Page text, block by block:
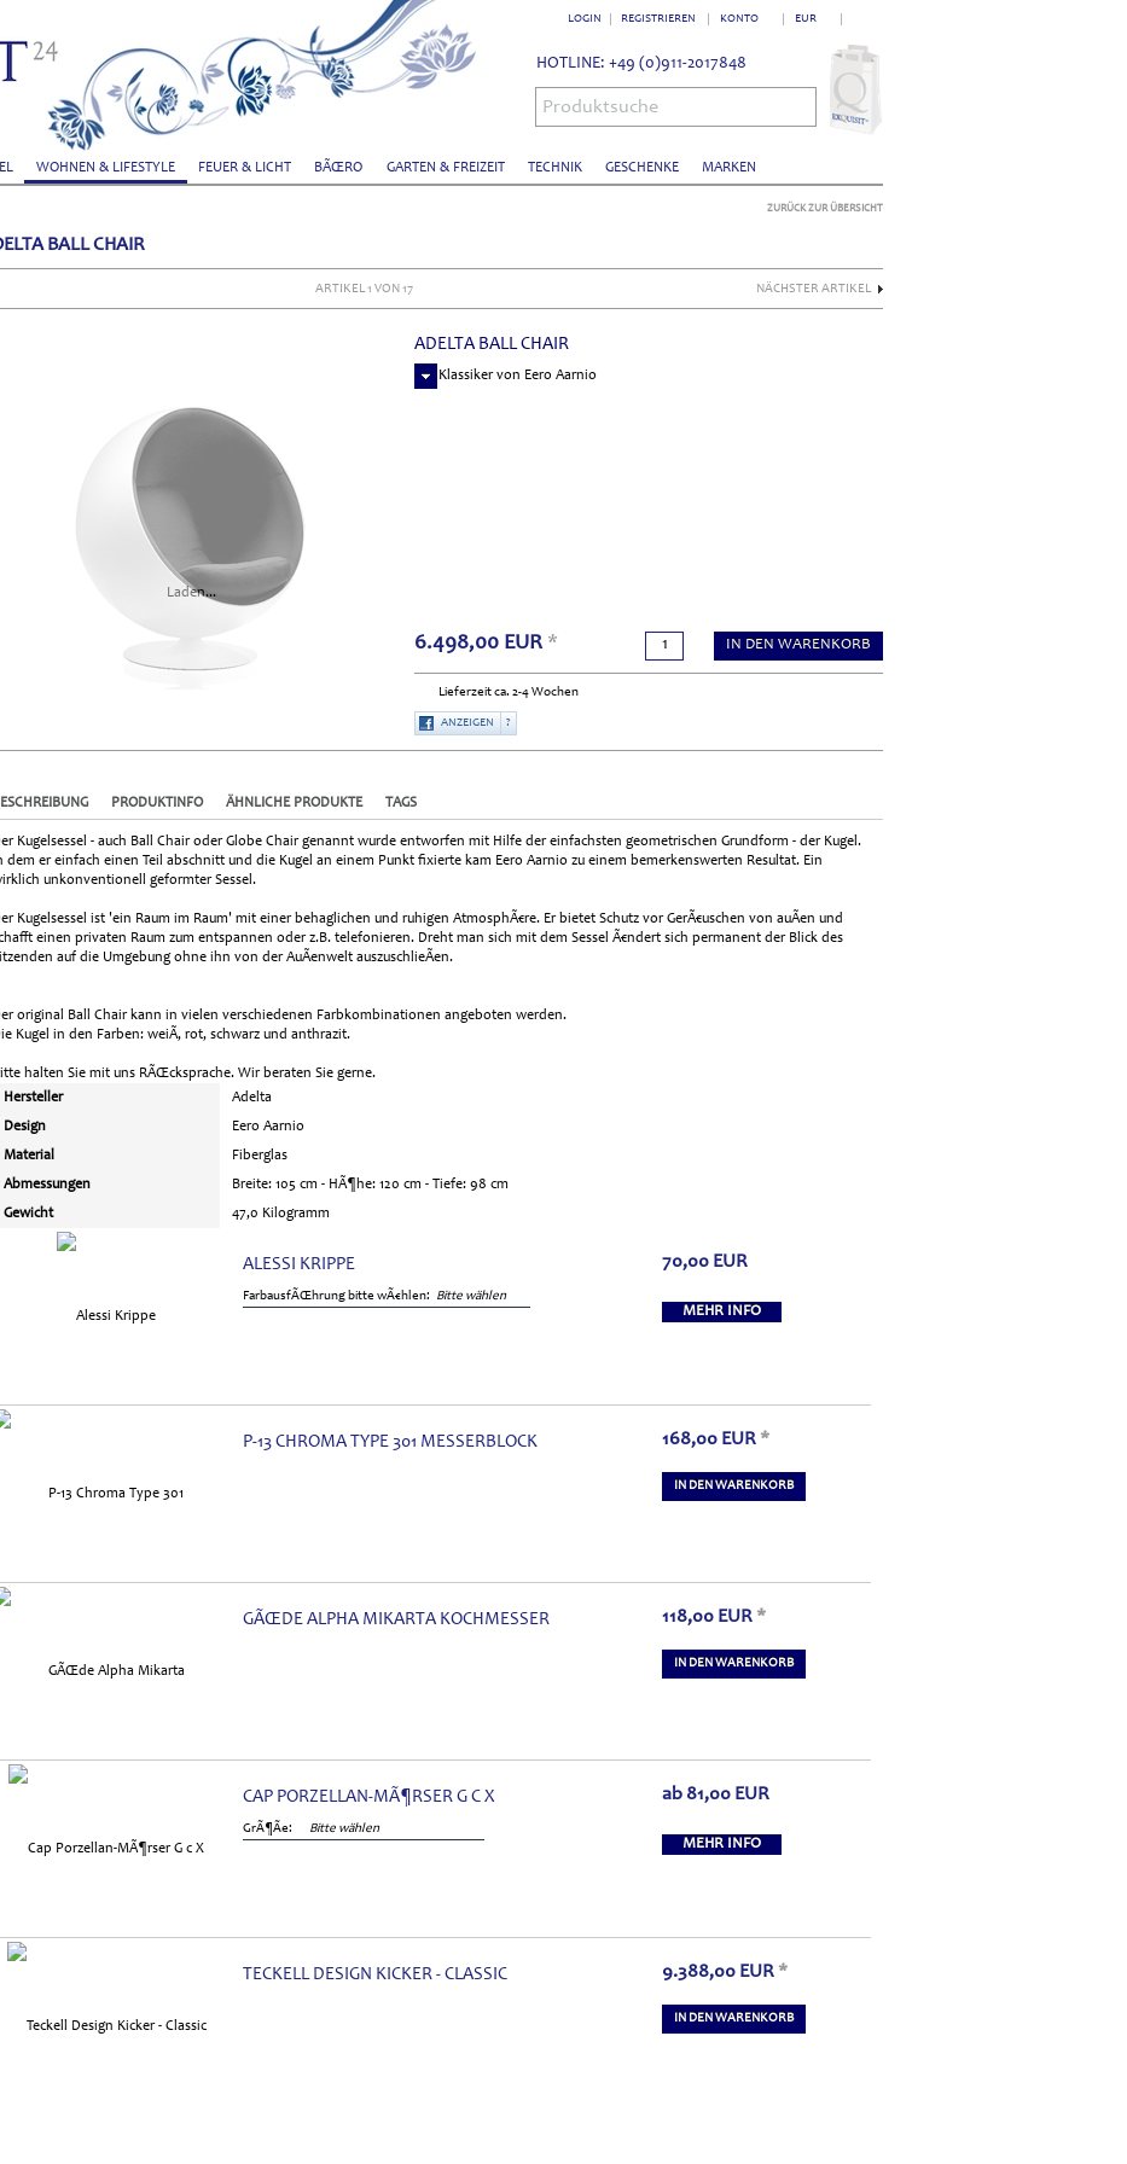
EUR
KONTO
LOGIN REGISTRIEREN
WOHNEN & LIFESTYLE FEUER & LICHT BÃŒRO GARTEN & FREIZEIT TECHNIK GESCHENKE MARKEN
HOTLINE: +49 (0)911-2017848
Produktsuche
ZURÜCK ZUR ÜBERSICHT
BALL CHAIR
ARTIKEL 1 VON 17 NÄCHSTER ARTIKEL
Laden...
ADELTA BALL CHAIR
der Klassiker von Eero Aarnio
6.498,00 EUR * IN DEN WARENKORB
Lieferzeit ca. 2-4 Wochen
ANZEIGEN ?
PRODUKTINFO ÄHNLICHE PRODUKTE TAGS
Kugelsessel - auch Ball Chair oder Globe Chair genannt wurde entworfen mit Hilfe der einfachsten geometrischen Grundform - der Kugel.
dem er einfach einen Teil abschnitt und die Kugel an einem Punkt fixierte kam Eero Aarnio zu einem bemerkenswerten Resultat. Ein
unkonventionell geformter Sessel.
Kugelsessel ist 'ein Raum im Raum' mit einer behaglichen und ruhigen AtmosphÃ€re. Er bietet Schutz vor GerÃ€uschen von auÃen und
einen privaten Raum zum entspannen oder z.B. telefonieren. Dreht man sich mit dem Sessel Ã€ndert sich permanent der Blick des
auf die Umgebung ohne ihn von der AuÃenwelt auszuschlieÃen.
original Ball Chair kann in vielen verschiedenen Farbkombinationen angeboten werden.
Kugel in den Farben: weiÃ, rot, schwarz und anthrazit.
halten Sie mit uns RÃŒcksprache. Wir beraten Sie gerne.
Hersteller
Adelta
Design
Eero Aarnio
Material
Fiberglas
Abmessungen
Breite: 105 cm - HÃ¶he: 120 cm - Tiefe: 98 cm
Gewicht
47,0 Kilogramm
ALESSI KRIPPE
FarbausfÃŒhrung bitte wÃ€hlen: Bitte wählen
70,00 EUR
MEHR INFO
P-13 CHROMA TYPE 301 MESSERBLOCK 168,00 EUR *
IN DEN WARENKORB
GÃŒDE ALPHA MIKARTA KOCHMESSER 118,00 EUR *
IN DEN WARENKORB
CAP PORZELLAN-MÃ¶RSER G C X
GrÃ¶Ãe: Bitte wählen
ab 81,00 EUR
MEHR INFO
TECKELL DESIGN KICKER - CLASSIC 9.388,00 EUR *
IN DEN WARENKORB